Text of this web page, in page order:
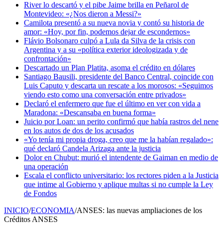
River lo descartó y el pibe Jaime brilla en Peñarol de
Montevideo: «¿Nos dieron a Messi?»
Camilota presentó a su nueva novia y contó su historia de
amor: «Hoy, por fin, podemos dejar de escondernos»
Flávio Bolsonaro culpó a Lula da Silva de la crisis con
Argentina y a su «política exterior ideologizada y de
confrontación»
Descartado un Plan Platita, asoma el crédito en dólares
Santiago Bausili, presidente del Banco Central, coincide con
Luis Caputo y descarta un rescate a los morosos: «Seguimos
viendo esto como una conversación entre privados»
Declaró el enfermero que fue el último en ver con vida a
Maradona: «Descansaba en buena forma»
Juicio por Loan: un perito confirmó que había rastros del nene
en los autos de dos de los acusados
«Yo tenía mi propia droga, creo que me la habían regalado»:
qué declaró Candela Arizaga ante la justicia
Dolor en Chubut: murió el intendente de Gaiman en medio de
una operación
Escala el conflicto universitario: los rectores piden a la Justicia
que intime al Gobierno y aplique multas si no cumple la Ley
de Fondos
INICIO/ECONOMIA/ANSES: las nuevas ampliaciones de los
Créditos ANSES